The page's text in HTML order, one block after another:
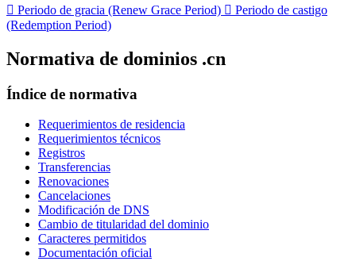
 Periodo de gracia (Renew Grace Period)  Periodo de castigo
(Redemption Period)
Normativa de dominios .cn
Índice de normativa
Requerimientos de residencia
Requerimientos técnicos
Registros
Transferencias
Renovaciones
Cancelaciones
Modificación de DNS
Cambio de titularidad del dominio
Caracteres permitidos
Documentación oficial